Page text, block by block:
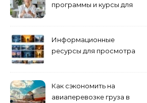
программы и курсы для
Информационные
ресурсы для просмотра
Как сэкономить на
авиаперевозке груза в